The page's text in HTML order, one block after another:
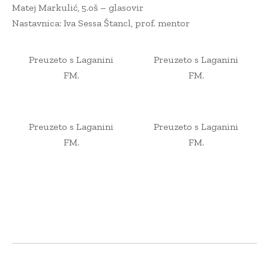
Matej Markulić, 5.oš – glasovir
Nastavnica: Iva Sessa Štancl, prof. mentor
Preuzeto s Laganini
FM.
Preuzeto s Laganini
FM.
Preuzeto s Laganini
FM.
Preuzeto s Laganini
FM.